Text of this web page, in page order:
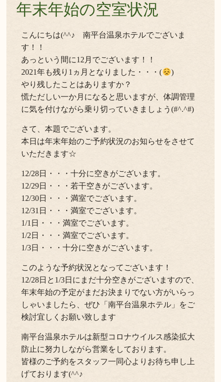
年末年始の空室状況
こんにちは(^^♪ 南平台温泉ホテルでございま
す！！
あっという間に12月でございます！！
2021年も残り1ヵ月となりました・・・(
)
やり残したことはありますか？
慌ただしい一か月になると思いますが、体調管理
に気を付けながら乗り切っていきましょう(#^.^#)
さて、本題でございます。
本日は年末年始のご予約状況のお知らせをさせて
いただきます☆
12/28日・・・十分に空きがございます。
12/29日・・・若干空きがございます。
12/30日・・・満室でございます。
12/31日・・・満室でございます。
1/1日・・・満室でございます。
1/2日・・・満室でございます。
1/3日・・・十分に空きがございます。
このような予約状況となってございます！
12/28日と1/3日にまだ十分空きがございますので、
年末年始の予定がまだお決まりでない方がいらっ
しゃいましたら、ぜひ「南平台温泉ホテル」をご
検討宜しくお願い致します
南平台温泉ホテルは新型コロナウイルス感染拡大
防止に努力しながら営業をしております。
皆様のご予約をスタッフ一同心よりお待ち申し上
げております(^^♪